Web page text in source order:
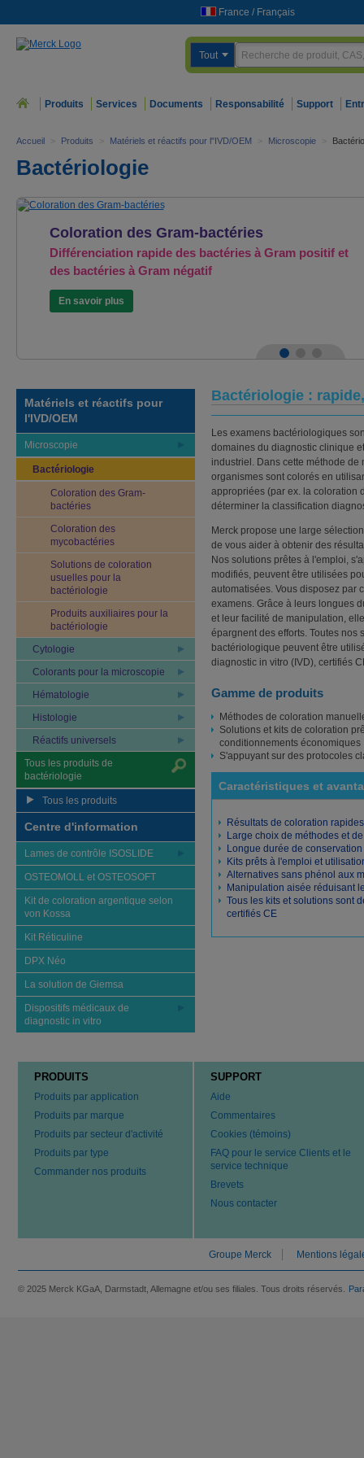
France / Français
Tout
Produits Services Documents Responsabilité Support
Accueil > Produits > Matériels et réactifs pour l"IVD/OEM > Microscopie >
Bactériologie
Coloration des Gram-bactéries
Différenciation rapide des bactéries à Gram positif et
des bactéries à Gram négatif
En savoir plus
Matériels et réactifs pour
l'IVD/OEM
Microscopie
Bactériologie
Coloration des Gram-
bactéries
Coloration des
mycobactéries
Solutions de coloration
usuelles pour la
bactériologie
Produits auxiliaires pour la
bactériologie
Cytologie
Colorants pour la microscopie
Hématologie
Histologie
Réactifs universels
Tous les produits de
bactériologie
Tous les produits
Centre d'information
Lames de contrôle ISOSLIDE
OSTEOMOLL et OSTEOSOFT
Kit de coloration argentique selon
von Kossa
Kit Réticuline
DPX Néo
La solution de Giemsa
Dispositifs médicaux de
diagnostic in vitro
Bactériologie :
Les examens bactériologiques
domaines du diagnostic clinique
industriel. Dans cette méthode de
organismes sont colorés en
appropriées (par ex. la coloration
déterminer la classification
Merck propose une large
de vous aider à obtenir des
Nos solutions prêtes à l'emploi,
modifiés, peuvent être utilisées
automatisées. Vous disposez par
examens. Grâce à leurs longues
et leur facilité de manipulation,
épargnent des efforts. Toutes nos
bactériologique peuvent être
diagnostic in vitro (IVD), certifiés
Gamme de produits
Méthodes de coloration
Solutions et kits de coloration
conditionnements économiques
S'appuyant sur des protocoles
Caractéristiques et
Résultats de coloration
Large choix de méthodes et
Longue durée de
Kits prêts à l'emploi et
Alternatives sans phénol aux
Manipulation aisée réduisant
Tous les kits et solutions sont
certifiés CE
PRODUITS
Produits par application
Produits par marque
Produits par secteur d'activité
Produits par type
Commander nos produits
SUPPORT
Aide
Commentaires
Cookies (témoins)
FAQ pour le service Clients et le
service technique
Brevets
Nous contacter
Groupe Merck Mentions
© 2025 Merck KGaA, Darmstadt, Allemagne et/ou ses filiales. Tous droits réservés.